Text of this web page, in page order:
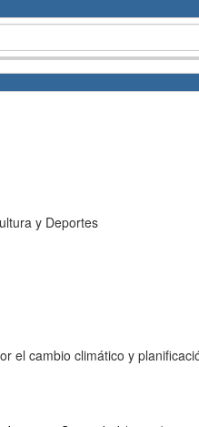
y Deportes
el cambio climático y